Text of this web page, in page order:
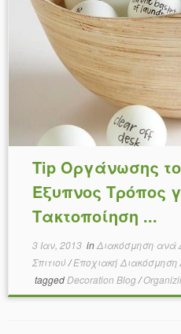
Tip Οργάνωσης
Έξυπνος Τρόπος
Τακτοποίηση ...
3 Ιαν, 2013inΔιακόσμηση ανά
Σπιτιού/Εποχιακή Διακόσμηση
tagged Decoration Blog/